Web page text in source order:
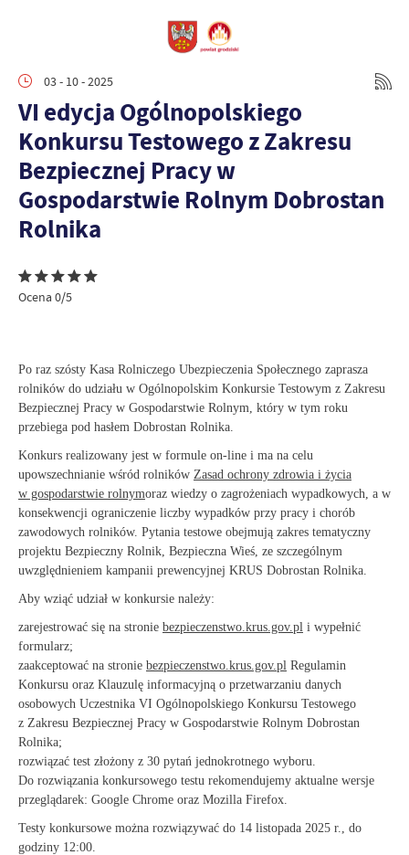
03 - 10 - 2025
VI edycja Ogólnopolskiego
Konkursu Testowego z Zakresu
Bezpiecznej Pracy w
Gospodarstwie Rolnym Dobrostan
Rolnika
Ocena 0/5
Po raz szósty Kasa Rolniczego Ubezpieczenia Społecznego zaprasza
rolników do udziału w Ogólnopolskim Konkursie Testowym z Zakresu
Bezpiecznej Pracy w Gospodarstwie Rolnym, który w tym roku
przebiega pod hasłem Dobrostan Rolnika.
Konkurs realizowany jest w formule on-line i ma na celu
upowszechnianie wśród rolników Zasad ochrony zdrowia i życia
w gospodarstwie rolnymoraz wiedzy o zagrożeniach wypadkowych, a w
konsekwencji ograniczenie liczby wypadków przy pracy i chorób
zawodowych rolników. Pytania testowe obejmują zakres tematyczny
projektu Bezpieczny Rolnik, Bezpieczna Wieś, ze szczególnym
uwzględnieniem kampanii prewencyjnej KRUS Dobrostan Rolnika.
Aby wziąć udział w konkursie należy:
zarejestrować się na stronie bezpieczenstwo.krus.gov.pl i wypełnić
formularz;
zaakceptować na stronie bezpieczenstwo.krus.gov.pl Regulamin
Konkursu oraz Klauzulę informacyjną o przetwarzaniu danych
osobowych Uczestnika VI Ogólnopolskiego Konkursu Testowego
z Zakresu Bezpiecznej Pracy w Gospodarstwie Rolnym Dobrostan
Rolnika;
rozwiązać test złożony z 30 pytań jednokrotnego wyboru.
Do rozwiązania konkursowego testu rekomendujemy aktualne wersje
przeglądarek: Google Chrome oraz Mozilla Firefox.
Testy konkursowe można rozwiązywać do 14 listopada 2025 r., do
godziny 12:00.